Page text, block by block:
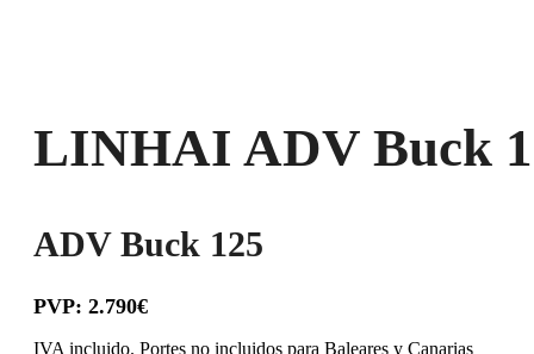
LINHAI ADV Buck
ADV Buck 125
PVP: 2.790€
IVA incluido. Portes no incluidos para Baleares y Canarias